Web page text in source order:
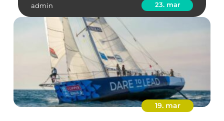
admin 23. mar
19. mar